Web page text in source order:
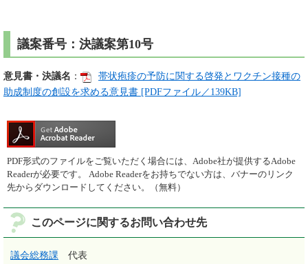
議案番号：決議案第10号
意見書・決議名 ：
帯状疱疹の予防に関する啓発とワクチン接種の
助成制度の創設を求める意見書 [PDFファイル／139KB]
PDF形式のファイルをご覧いただく場合には、Adobe社が提供するAdobe
Readerが必要です。
Adobe Readerをお持ちでない方は、バナーのリンク
先からダウンロードしてください。（無料）
このページに関するお問い合わせ先
議会総務課
代表